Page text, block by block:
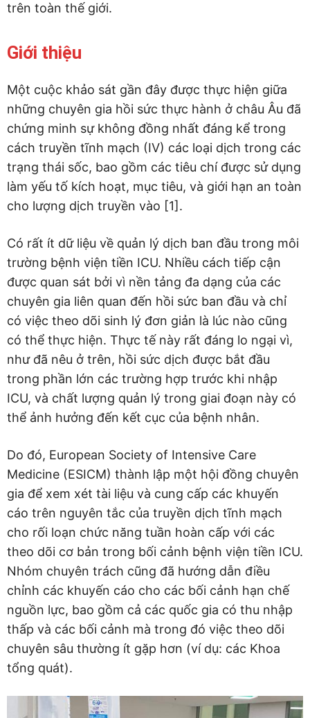
trên toàn thế giới.
Giới thiệu
Một cuộc khảo sát gần đây được thực hiện giữa
những chuyên gia hồi sức thực hành ở châu Âu đã
chứng minh sự không đồng nhất đáng kể trong
cách truyền tĩnh mạch (IV) các loại dịch trong các
trạng thái sốc, bao gồm các tiêu chí được sử dụng
làm yếu tố kích hoạt, mục tiêu, và giới hạn an toàn
cho lượng dịch truyền vào [1].
Có rất ít dữ liệu về quản lý dịch ban đầu trong môi
trường bệnh viện tiền ICU. Nhiều cách tiếp cận
được quan sát bởi vì nền tảng đa dạng của các
chuyên gia liên quan đến hồi sức ban đầu và chỉ
có việc theo dõi sinh lý đơn giản là lúc nào cũng
có thể thực hiện. Thực tế này rất đáng lo ngại vì,
như đã nêu ở trên, hồi sức dịch được bắt đầu
trong phần lớn các trường hợp trước khi nhập
ICU, và chất lượng quản lý trong giai đoạn này có
thể ảnh hưởng đến kết cục của bệnh nhân.
Do đó, European Society of Intensive Care
Medicine (ESICM) thành lập một hội đồng chuyên
gia để xem xét tài liệu và cung cấp các khuyến
cáo trên nguyên tắc của truyền dịch tĩnh mạch
cho rối loạn chức năng tuần hoàn cấp với các
theo dõi cơ bản trong bối cảnh bệnh viện tiền ICU.
Nhóm chuyên trách cũng đã hướng dẫn điều
chỉnh các khuyến cáo cho các bối cảnh hạn chế
nguồn lực, bao gồm cả các quốc gia có thu nhập
thấp và các bối cảnh mà trong đó việc theo dõi
chuyên sâu thường ít gặp hơn (ví dụ: các Khoa
tổng quát).